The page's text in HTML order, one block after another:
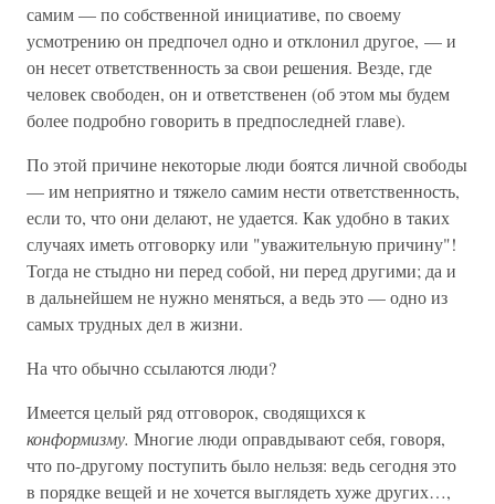
самим — по собственной инициативе, по своему
усмотрению он предпочел одно и отклонил другое, — и
он несет ответственность за свои решения. Везде, где
человек свободен, он и ответственен (об этом мы будем
более подробно говорить в предпоследней главе).
По этой причине некоторые люди боятся личной свободы
— им неприятно и тяжело самим нести ответственность,
если то, что они делают, не удается. Как удобно в таких
случаях иметь отговорку или "уважительную причину"!
Тогда не стыдно ни перед собой, ни перед другими; да и
в дальнейшем не нужно меняться, а ведь это — одно из
самых трудных дел в жизни.
На что обычно ссылаются люди?
Имеется целый ряд отговорок, сводящихся к
конформизму. Многие люди оправдывают себя, говоря,
что по-другому поступить было нельзя: ведь сегодня это
в порядке вещей и не хочется выглядеть хуже других…,